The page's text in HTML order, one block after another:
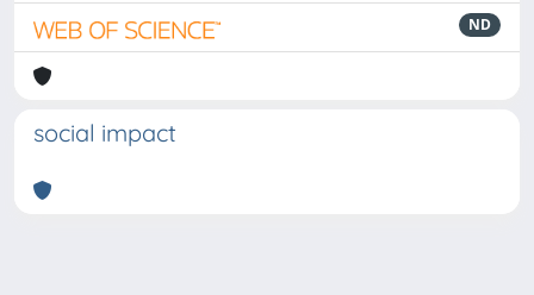
ND
social impact